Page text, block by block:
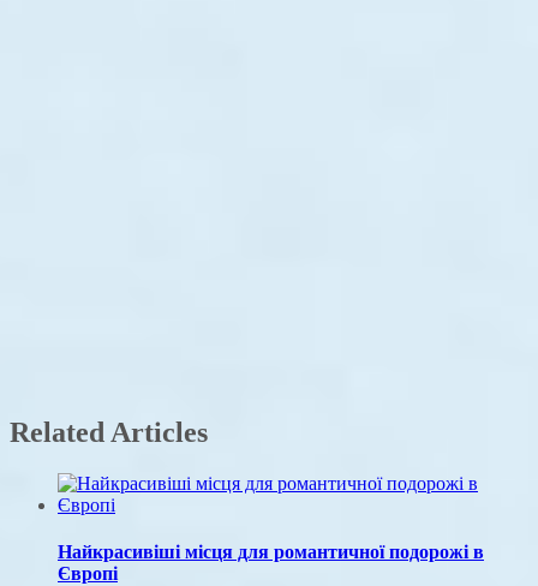
Related Articles
Найкрасивіші місця для романтичної подорожі в
Європі